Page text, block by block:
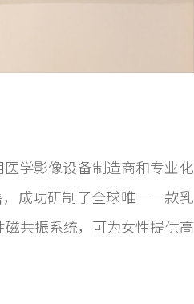
学影像设备制造商和专业化
成功研制了全球唯一一款乳
共振系统，可为女性提供高